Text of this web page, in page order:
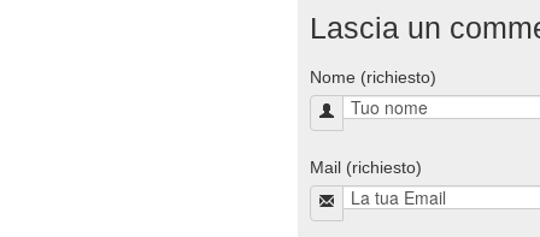
Lascia un
Nome (richiesto)
Mail (richiesto)